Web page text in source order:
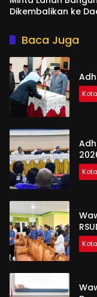
Dikembalikan ke
Baca Juga